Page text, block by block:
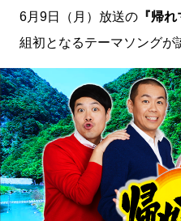
6月9日（月）放送の『帰れ
組初となるテーマソングが